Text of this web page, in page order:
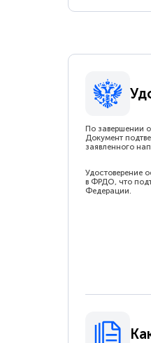
По завершении
Документ
заявленного
Удостоверение
в ФРДО, что
Федерации.